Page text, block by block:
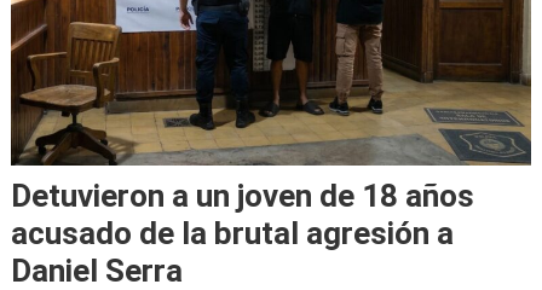
Detuvieron a un joven de 18 años
acusado de la brutal agresión a
Daniel Serra